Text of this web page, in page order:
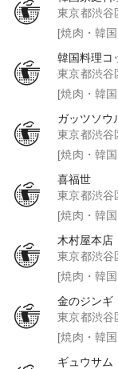
東京都渋谷
[焼肉・韓
韓国料理コ
東京都渋谷
[焼肉・韓
ガッツソウ
東京都渋谷
[焼肉・韓
喜福世
東京都渋谷
[焼肉・韓
木村屋本
東京都渋谷
[焼肉・韓
金のジン
東京都渋谷
[焼肉・韓
ギュウサム